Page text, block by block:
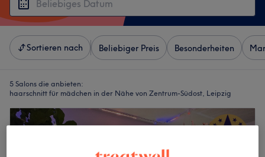
Sortieren nach Beliebiger Preis Besonderheiten
5 Salons die anbieten:
haarschnitt für mädchen in der Nähe von Zentrum-Südost, Leipzig